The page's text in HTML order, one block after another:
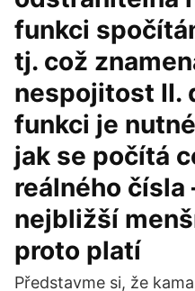
funkci
tj. což
nespojitost II.
funkci je
jak se počítá
reálného čísla
nejbližší
proto platí
Představme si, že